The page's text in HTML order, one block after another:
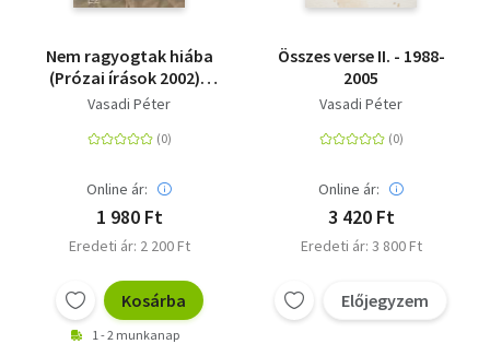
Nem ragyogtak hiába
(Prózai írások 2002) -
Prózai írások, 2002
Vasadi Péter
Online ár:
1 980 Ft
Eredeti ár: 2 200 Ft
Kosárba
1 - 2 munkanap
Összes verse II. - 1988-
2005
Vasadi Péter
Online ár:
3 420 Ft
Eredeti ár: 3 800 Ft
Előjegyzem